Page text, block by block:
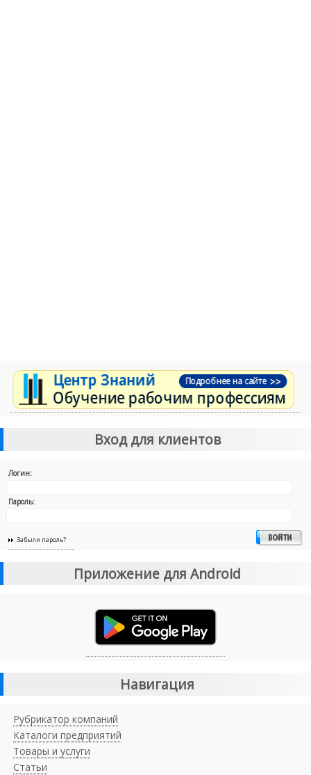
Вход для клиентов
Логин:
Пароль:
Забыли пароль?
Приложение для Android
Навигация
Рубрикатор компаний
Каталоги предприятий
Товары и услуги
Статьи